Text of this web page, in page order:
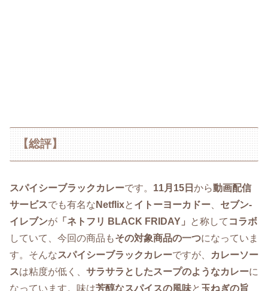
【総評】
スパイシーブラックカレーです。 11月15日 から動画配信
サービスでも有名な Netflixと イトーヨーカドー
セブン‐
イレブンが 「ネトフリ BLACK FRIDAY」 と称して コラボ
していて、今回の商品もその対象商品の一つになっていま
す。そんなスパイシーブラックカレーですが、
カレーソー
スは粘度が低く、 サラサラとしたスープのようなカレーに
なっています。味は芳醇なスパイスの風味と 玉ねぎの旨